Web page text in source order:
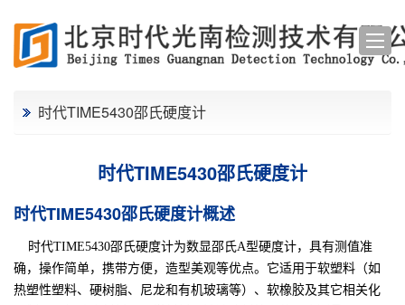
时代TIME5430邵氏硬度计
时代TIME5430邵氏硬度计
时代TIME5430邵氏硬度计概述
时代TIME5430邵氏硬度计为数显邵氏A型硬度计，具有测值准
确，操作简单，携带方便，造型美观等优点。它适用于软塑料（如
热塑性塑料、硬树脂、尼龙和有机玻璃等）、软橡胶及其它相关化